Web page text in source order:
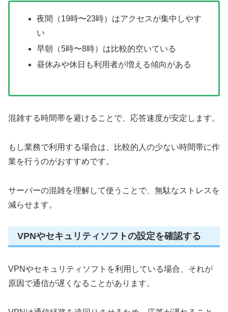
夜間（19時〜23時）はアクセスが集中しやす
い
早朝（5時〜8時）は比較的空いている
昼休みや休日も利用者が増える傾向がある
混雑する時間帯を避けることで、応答速度が安定します。
もし業務で利用する場合は、比較的人の少ない時間帯に作
業を行うのがおすすめです。
サーバーの混雑を理解して使うことで、無駄なストレスを
減らせます。
VPNやセキュリティソフトの設定を確認する
VPNやセキュリティソフトを利用している場合、それが
原因で通信が遅くなることがあります。